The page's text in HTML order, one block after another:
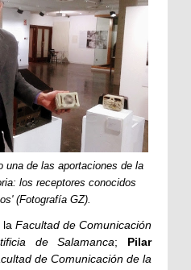
una de las aportaciones de la
los receptores conocidos
(Fotografía GZ).
la Facultad de Comunicación
de Salamanca; Pilar
de Comunicación de la